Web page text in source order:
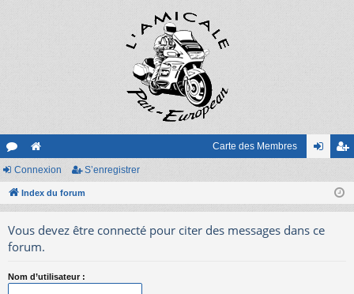
or
u
s
e
sit
Carte des Membres
nr
Connexion S’enregistrer
Index du forum
Vous devez être connecté pour citer des messages dans ce
forum.
Nom d’utilisateur :